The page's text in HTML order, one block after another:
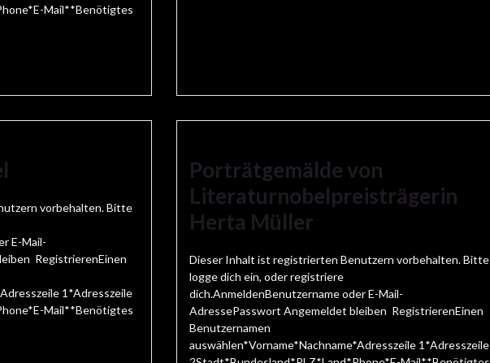
Mail**Benötigtes
vorbehalten. Bitte
E-Mail-
RegistrierenEinen
1*Adresszeile
Mail**Benötigtes
Porträtgemälde von
Literaturnobelpreisträgerin
Herta Müller
Dieser Inhalt ist registrierten Benutzern vorbehalten. Bitte
logge dich ein, oder registriere
dich.AnmeldenBenutzername oder E-Mail-
AdressePasswort Angemeldet bleiben RegistrierenEinen
Benutzernamen
auswählen*Vorname*Nachname*Adresszeile 1*Adresszeile